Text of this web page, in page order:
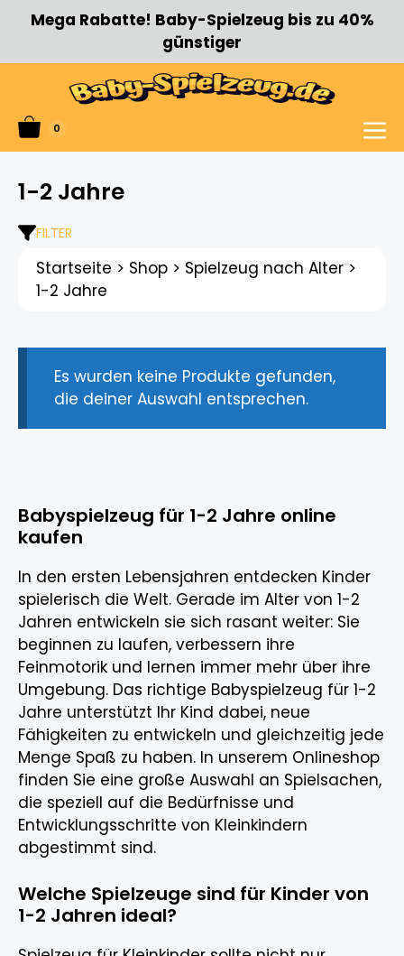
Zum
Inhalt
Mega Rabatte! Baby-Spielzeug bis zu 40%
günstiger
0
Menü
1-2 Jahre
FILTER
Startseite > Shop > Spielzeug nach Alter >
1-2 Jahre
Es wurden keine Produkte gefunden,
die deiner Auswahl entsprechen.
Babyspielzeug für 1-2 Jahre online
kaufen
In den ersten Lebensjahren entdecken Kinder
spielerisch die Welt. Gerade im Alter von 1-2
Jahren entwickeln sie sich rasant weiter: Sie
beginnen zu laufen, verbessern ihre
Feinmotorik und lernen immer mehr über ihre
Umgebung. Das richtige Babyspielzeug für 1-2
Jahre unterstützt Ihr Kind dabei, neue
Fähigkeiten zu entwickeln und gleichzeitig jede
Menge Spaß zu haben. In unserem Onlineshop
finden Sie eine große Auswahl an Spielsachen,
die speziell auf die Bedürfnisse und
Entwicklungsschritte von Kleinkindern
abgestimmt sind.
Welche Spielzeuge sind für Kinder von
1-2 Jahren ideal?